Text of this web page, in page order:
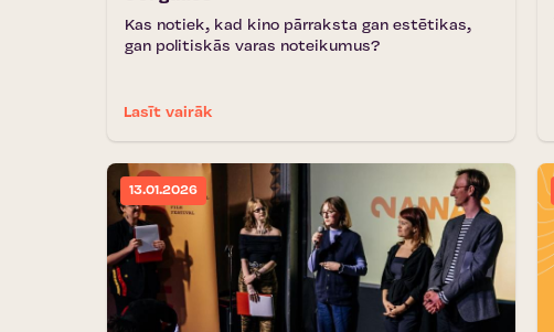
Kas notiek, kad kino pārraksta gan estētikas,
gan politiskās varas noteikumus?
Lasīt vairāk
13.01.2026